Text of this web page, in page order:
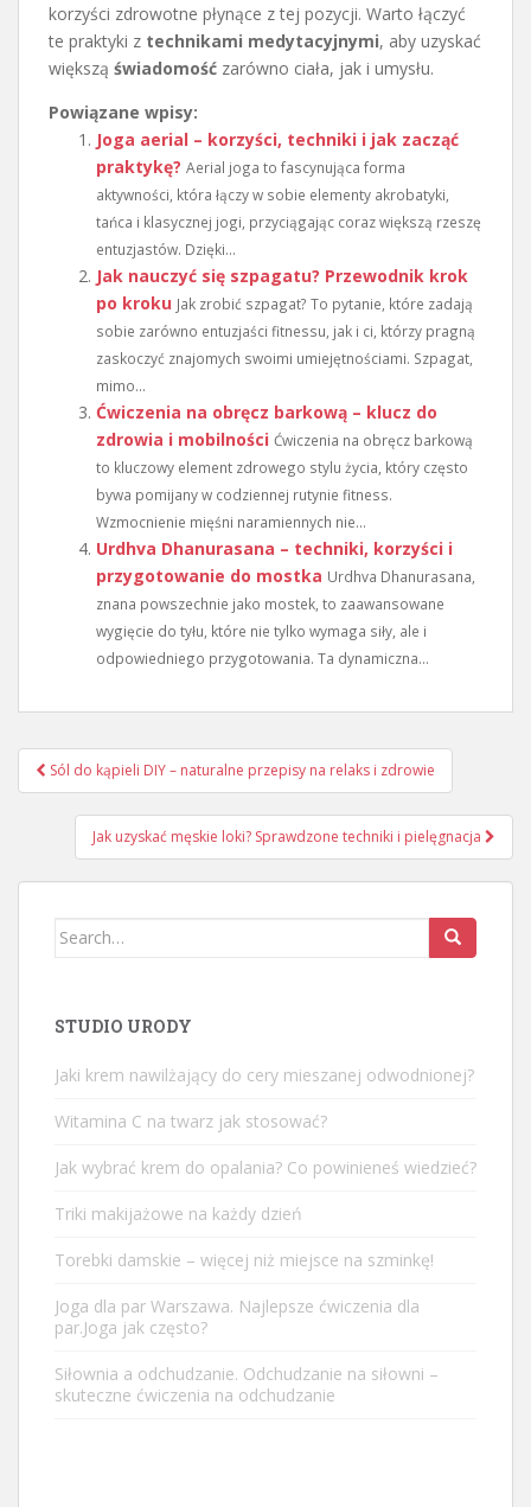
korzyści zdrowotne płynące z tej pozycji. Warto łączyć
te praktyki z technikami medytacyjnymi, aby uzyskać
większą świadomość zarówno ciała, jak i umysłu.
Powiązane wpisy:
Joga aerial – korzyści, techniki i jak zacząć
praktykę? Aerial joga to fascynująca forma
aktywności, która łączy w sobie elementy akrobatyki,
tańca i klasycznej jogi, przyciągając coraz większą rzeszę
entuzjastów. Dzięki...
Jak nauczyć się szpagatu? Przewodnik krok
po kroku Jak zrobić szpagat? To pytanie, które zadają
sobie zarówno entuzjaści fitnessu, jak i ci, którzy pragną
zaskoczyć znajomych swoimi umiejętnościami. Szpagat,
mimo...
Ćwiczenia na obręcz barkową – klucz do
zdrowia i mobilności Ćwiczenia na obręcz barkową
to kluczowy element zdrowego stylu życia, który często
bywa pomijany w codziennej rutynie fitness.
Wzmocnienie mięśni naramiennych nie...
Urdhva Dhanurasana – techniki, korzyści i
przygotowanie do mostka Urdhva Dhanurasana,
znana powszechnie jako mostek, to zaawansowane
wygięcie do tyłu, które nie tylko wymaga siły, ale i
odpowiedniego przygotowania. Ta dynamiczna...
Nawigacja
wpisu
Sól do kąpieli DIY – naturalne przepisy na relaks i zdrowie
Jak uzyskać męskie loki? Sprawdzone techniki i pielęgnacja
Search
STUDIO URODY
Jaki krem nawilżający do cery mieszanej odwodnionej?
Witamina C na twarz jak stosować?
Jak wybrać krem do opalania? Co powinieneś wiedzieć?
Triki makijażowe na każdy dzień
Torebki damskie – więcej niż miejsce na szminkę!
Joga dla par Warszawa. Najlepsze ćwiczenia dla
par.Joga jak często?
Siłownia a odchudzanie. Odchudzanie na siłowni –
skuteczne ćwiczenia na odchudzanie